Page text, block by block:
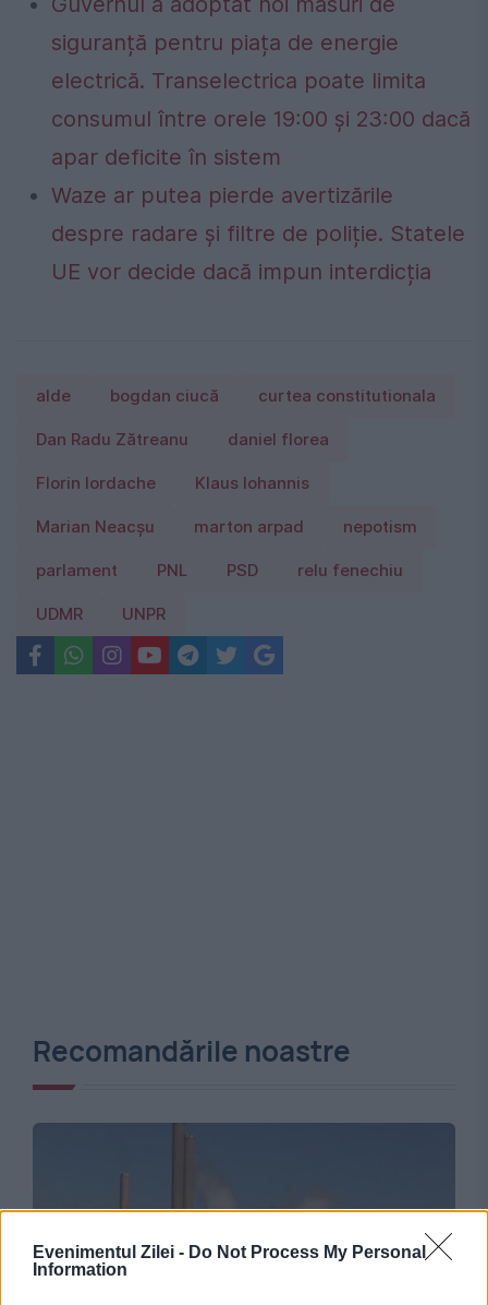
Evenimentul Zilei - Do Not Process My Personal
Information
siguranță pentru piața de energie
electrică. Transelectrica poate limita
consumul între orele 19:00 și 23:00 dacă
apar deficite în sistem
Waze ar putea pierde avertizările
despre radare și filtre de poliție. Statele
UE vor decide dacă impun interdicția
alde bogdan ciucă curtea constitutionala
Dan Radu Zătreanu daniel florea
Florin Iordache Klaus Iohannis
Marian Neacșu marton arpad nepotism
parlament PNL PSD relu fenechiu
UDMR UNPR
Recomandările noastre